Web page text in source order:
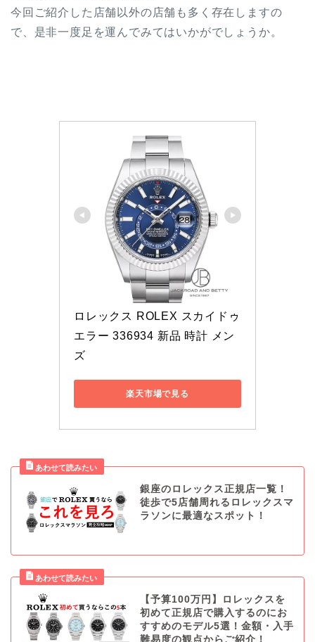
今回ご紹介した店舗以外の店舗も多く存在しますの
で、是非一度足を運んでみてはいかがでしょうか。
ロレックス ROLEX スカイドゥ
エラー 336934 新品 時計 メン
ズ
楽天市場で見る
銀座のロレックス正規店一覧！
徒歩で5店舗周れるロレックスマ
ラソンに最適なスポット！
【予算100万円】ロレックスを
初めて正規店で購入するのにお
すすめのモデル5選！金額・入手
難易度の観点からご紹介！